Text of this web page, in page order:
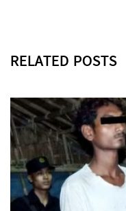
RELATED POSTS